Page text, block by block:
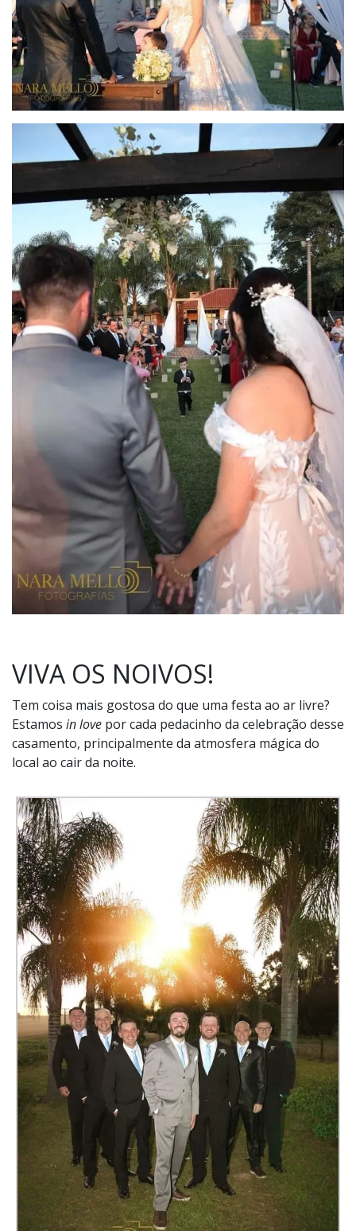
VIVA OS NOIVOS!
Tem coisa mais gostosa do que uma festa ao ar livre?
Estamos in love por cada pedacinho da celebração desse
casamento, principalmente da atmosfera mágica do
local ao cair da noite.